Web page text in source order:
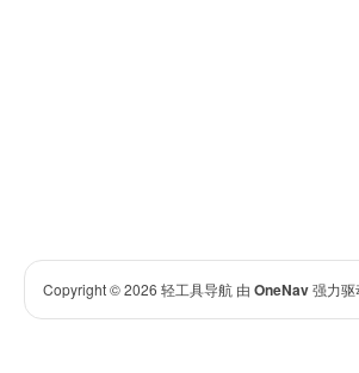
Copyright © 2026 轻工具导航 由 OneNav强力驱